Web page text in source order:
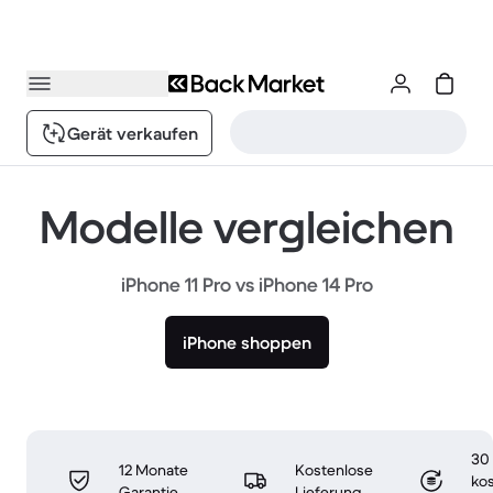
Gerät verkaufen
Modelle vergleichen
iPhone 11 Pro vs iPhone 14 Pro
iPhone shoppen
12 Monate
Kostenlose
30